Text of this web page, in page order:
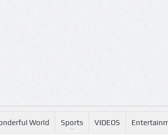
World Sports VIDEOS